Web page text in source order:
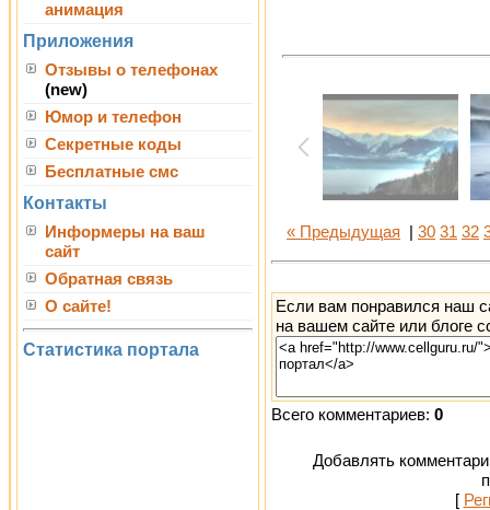
анимация
Приложения
Отзывы о телефонах
(new)
Юмор и телефон
Секретные коды
Бесплатные смс
Контакты
Информеры на ваш
сайт
Обратная связь
О сайте!
Статистика портала
« Предыдущая 30 31 32
Если вам понравился наш
на вашем сайте или блоге
Всего комментариев: 0
Добавлять
[